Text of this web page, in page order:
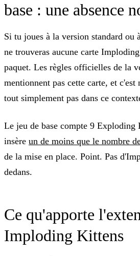
base : une absence
Si tu joues à la version standard ou
ne trouveras aucune carte
paquet. Les règles officielles de la
mentionnent pas cette carte, et
tout simplement pas dans ce
Le jeu de base compte 9 Exploding
insère un de moins que le nombre
de la mise en place. Point. Pas
dedans.
Ce qu'apporte
Imploding Kittens